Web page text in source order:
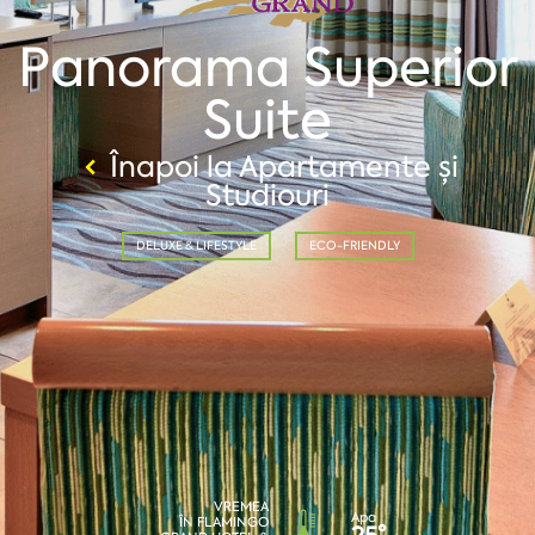
Panorama Superior
Suite
Înapoi la Apartamente și
Studiouri
DELUXE & LIFESTYLE ECO-FRIENDLY
VREMEA
ÎN FLAMINGO
Apa